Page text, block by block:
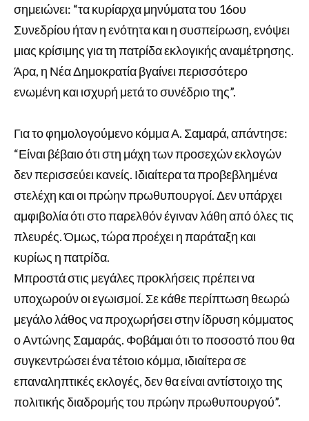
σημειώνει: “τα κυρίαρχα μηνύματα του 16ου
Συνεδρίου ήταν η ενότητα και η συσπείρωση, ενόψει
μιας κρίσιμης για τη πατρίδα εκλογικής αναμέτρησης.
Άρα, η Νέα Δημοκρατία βγαίνει περισσότερο
ενωμένη και ισχυρή μετά το συνέδριο της”.
Για το φημολογούμενο κόμμα Α. Σαμαρά, απάντησε:
“Είναι βέβαιο ότι στη μάχη των προσεχών εκλογών
δεν περισσεύει κανείς. Ιδιαίτερα τα προβεβλημένα
στελέχη και οι πρώην πρωθυπουργοί. Δεν υπάρχει
αμφιβολία ότι στο παρελθόν έγιναν λάθη από όλες τις
πλευρές. Όμως, τώρα προέχει η παράταξη και
κυρίως η πατρίδα.
Μπροστά στις μεγάλες προκλήσεις πρέπει να
υποχωρούν οι εγωισμοί. Σε κάθε περίπτωση θεωρώ
μεγάλο λάθος να προχωρήσει στην ίδρυση κόμματος
ο Αντώνης Σαμαράς. Φοβάμαι ότι το ποσοστό που θα
συγκεντρώσει ένα τέτοιο κόμμα, ιδιαίτερα σε
επαναληπτικές εκλογές, δεν θα είναι αντίστοιχο της
πολιτικής διαδρομής του πρώην πρωθυπουργού”.